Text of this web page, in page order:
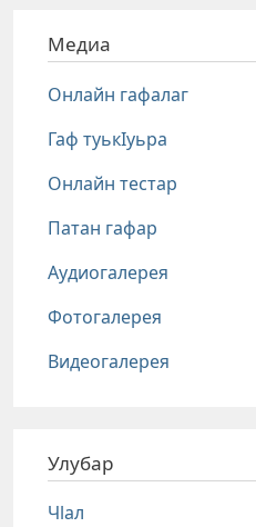
Медиа
Онлайн гафалаг
Гаф туькIуьра
Онлайн тестар
Патан гафар
Аудиогалерея
Фотогалерея
Видеогалерея
Улубар
Чlал